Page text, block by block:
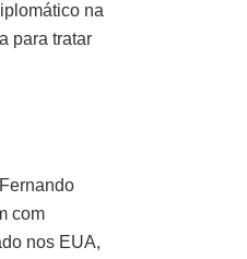
na
para tratar
com
nos EUA,